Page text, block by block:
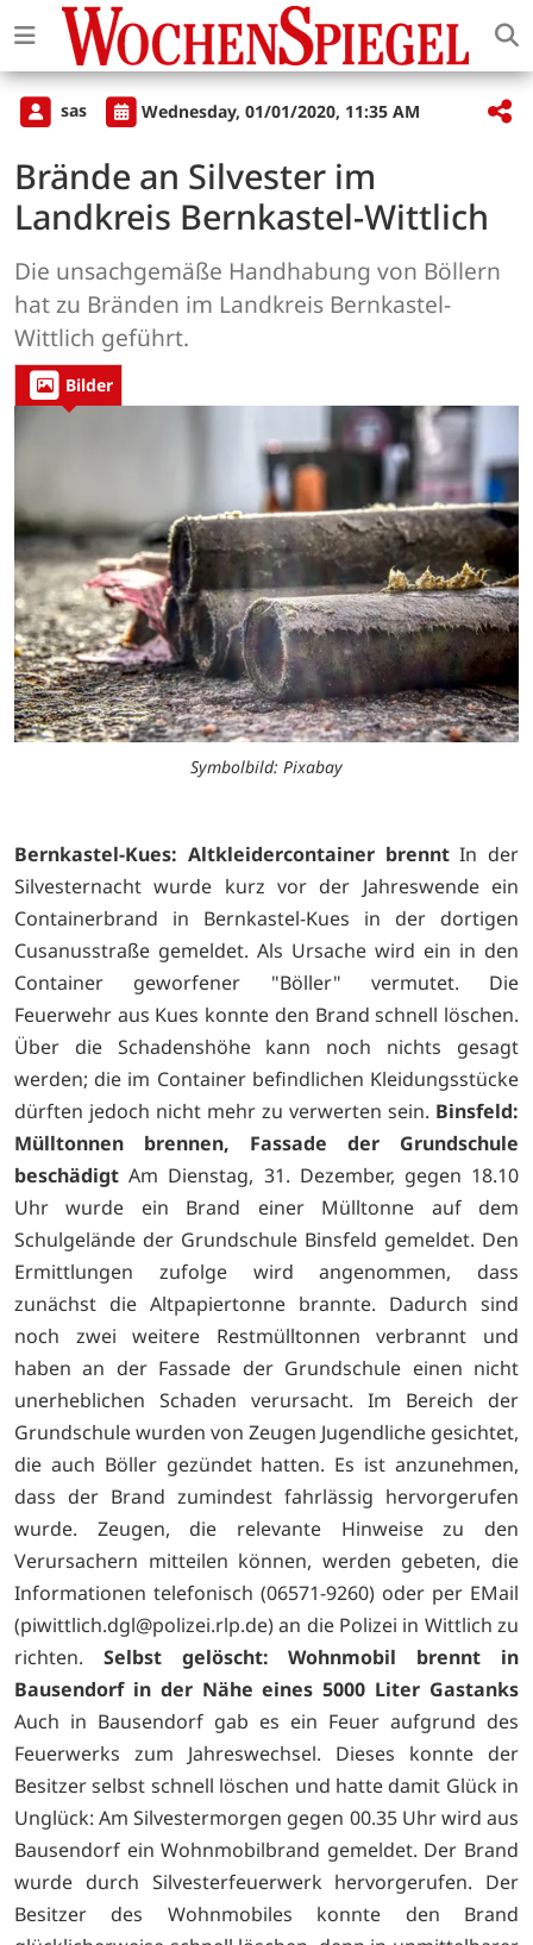
sas Wednesday, 01/01/2020, 11:35 AM
Brände an Silvester im
Landkreis Bernkastel-Wittlich
Die unsachgemäße Handhabung von Böllern
hat zu Bränden im Landkreis Bernkastel-
Wittlich geführt.
Bilder
Symbolbild: Pixabay
Bernkastel-Kues: Altkleidercontainer brenntIn der
Silvesternacht wurde kurz vor der Jahreswende ein
Containerbrand in Bernkastel-Kues in der dortigen
Cusanusstraße gemeldet. Als Ursache wird ein in den
Container geworfener "Böller" vermutet. Die
Feuerwehr aus Kues konnte den Brand schnell löschen.
Über die Schadenshöhe kann noch nichts gesagt
werden; die im Container befindlichen Kleidungsstücke
dürften jedoch nicht mehr zu verwerten sein. Binsfeld:
Mülltonnen brennen, Fassade der Grundschule
beschädigt Am Dienstag, 31. Dezember, gegen 18.10
Uhr wurde ein Brand einer Mülltonne auf dem
Schulgelände der Grundschule Binsfeld gemeldet. Den
Ermittlungen zufolge wird angenommen, dass
zunächst die Altpapiertonne brannte. Dadurch sind
noch zwei weitere Restmülltonnen verbrannt und
haben an der Fassade der Grundschule einen nicht
unerheblichen Schaden verursacht. Im Bereich der
Grundschule wurden von Zeugen Jugendliche gesichtet,
die auch Böller gezündet hatten. Es ist anzunehmen,
dass der Brand zumindest fahrlässig hervorgerufen
wurde. Zeugen, die relevante Hinweise zu den
Verursachern mitteilen können, werden gebeten, die
Informationen telefonisch (06571-9260) oder per EMail
(piwittlich.dgl@polizei.rlp.de) an die Polizei in Wittlich zu
richten. Selbst gelöscht: Wohnmobil brennt in
Bausendorf in der Nähe eines 5000 Liter Gastanks
Auch in Bausendorf gab es ein Feuer aufgrund des
Feuerwerks zum Jahreswechsel. Dieses konnte der
Besitzer selbst schnell löschen und hatte damit Glück in
Unglück: Am Silvestermorgen gegen 00.35 Uhr wird aus
Bausendorf ein Wohnmobilbrand gemeldet. Der Brand
wurde durch Silvesterfeuerwerk hervorgerufen. Der
Besitzer des Wohnmobiles konnte den Brand